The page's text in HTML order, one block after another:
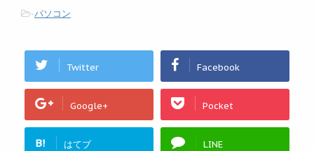
-パソコン
Twitter Facebook
Google+ Pocket
B! はてブ LINE